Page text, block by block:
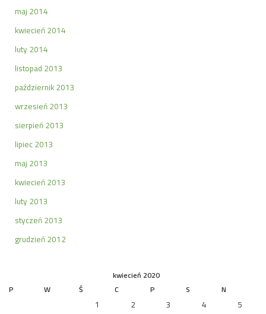
maj 2014
kwiecień 2014
luty 2014
listopad 2013
październik 2013
wrzesień 2013
sierpień 2013
lipiec 2013
maj 2013
kwiecień 2013
luty 2013
styczeń 2013
grudzień 2012
kwiecień 2020
P
W Ś C P S N
1 2 3 4
5